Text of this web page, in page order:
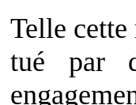
Telle
tué par